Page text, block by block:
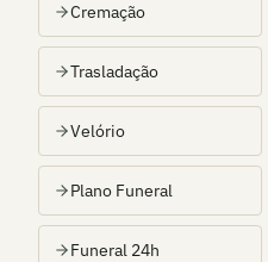
Cremação
Trasladação
Velório
Plano Funeral
Funeral 24h